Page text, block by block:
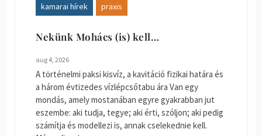
kamarai hírek praxis
Nekünk Mohács (is) kell…
aug 4, 2026
A történelmi paksi kisvíz, a kavitáció fizikai határa és
a három évtizedes vízlépcsőtabu ára Van egy
mondás, amely mostanában egyre gyakrabban jut
eszembe: aki tudja, tegye; aki érti, szóljon; aki pedig
számítja és modellezi is, annak cselekednie kell.